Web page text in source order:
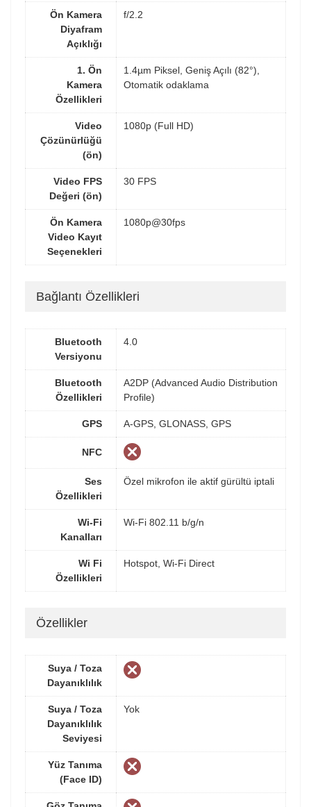
Ön Kamera
Diyafram
Açıklığı
f/2.2
1. Ön
Kamera
Özellikleri
1.4µm Piksel, Geniş Açılı (82°),
Otomatik odaklama
Video
Çözünürlüğü
(ön)
1080p (Full HD)
Video FPS
Değeri (ön)
30 FPS
Ön Kamera
Video Kayıt
Seçenekleri
1080p@30fps
Bağlantı Özellikleri
Bluetooth
Versiyonu
4.0
Bluetooth
Özellikleri
A2DP (Advanced Audio Distribution
Profile)
GPS A-GPS, GLONASS, GPS
NFC
Ses
Özellikleri
Özel mikrofon ile aktif gürültü iptali
Wi-Fi
Kanalları
Wi-Fi 802.11 b/g/n
Wi Fi
Özellikleri
Hotspot, Wi-Fi Direct
Özellikler
Suya / Toza
Dayanıklılık
Suya / Toza
Dayanıklılık
Seviyesi
Yok
Yüz Tanıma
(Face ID)